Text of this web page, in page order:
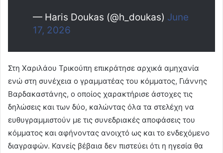
— Haris Doukas (@h_doukas) June
17, 2026
Στη Χαριλάου Τρικούπη επικράτησε αρχικά αμηχανία
ενώ στη συνέχεια ο γραμματέας του κόμματος, Γιάννης
Βαρδακαστάνης, ο οποίος χαρακτήρισε άστοχες τις
δηλώσεις και των δύο, καλώντας όλα τα στελέχη να
ευθυγραμμιστούν με τις συνεδριακές αποφάσεις του
κόμματος και αφήνοντας ανοιχτό ως και το ενδεχόμενο
διαγραφών. Κανείς βέβαια δεν πιστεύει ότι η ηγεσία θα